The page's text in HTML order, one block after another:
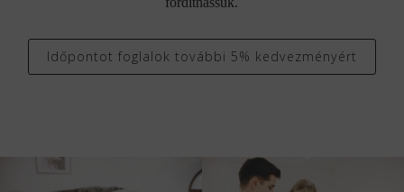
Időpontot foglalok további 5% kedvezményért